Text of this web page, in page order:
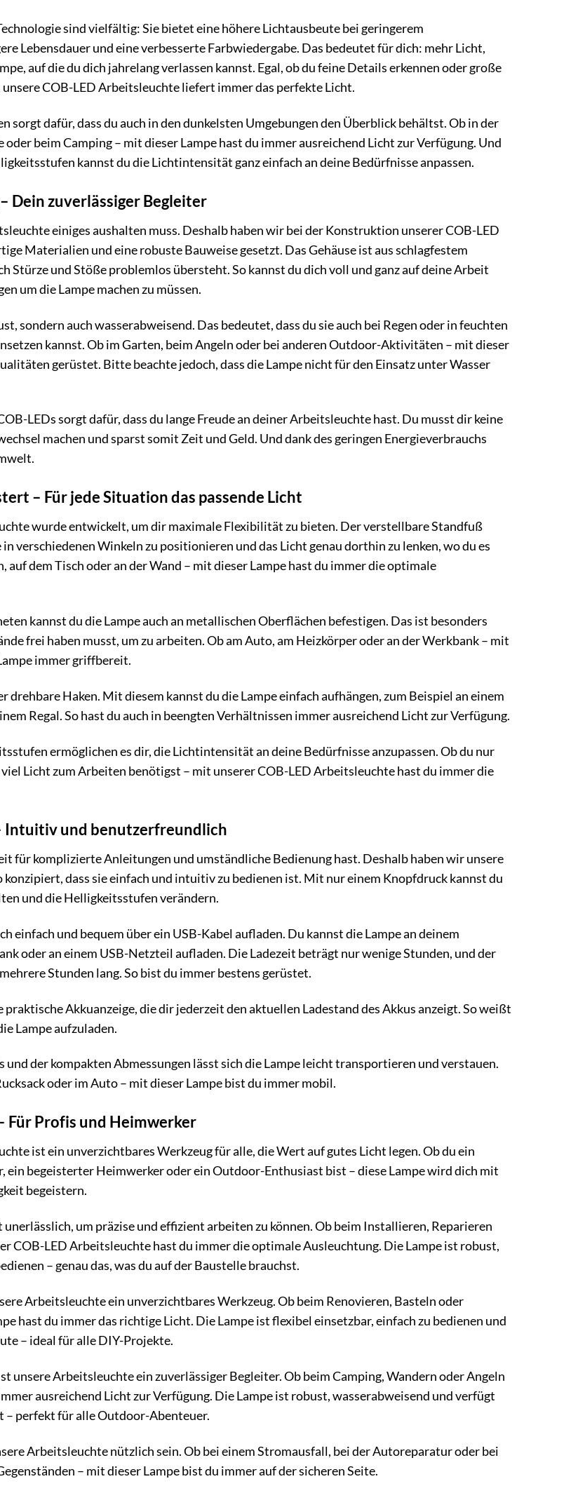
sind vielfältig: Sie bietet eine höhere Lichtausbeute bei geringerem
Lebensdauer und eine verbesserte Farbwiedergabe. Das bedeutet für dich: mehr Licht,
auf die du dich jahrelang verlassen kannst. Egal, ob du feine Details erkennen oder große
COB-LED Arbeitsleuchte liefert immer das perfekte Licht.
sorgt dafür, dass du auch in den dunkelsten Umgebungen den Überblick behältst. Ob in der
beim Camping – mit dieser Lampe hast du immer ausreichend Licht zur Verfügung. Und
kannst du die Lichtintensität ganz einfach an deine Bedürfnisse anpassen.
Dein zuverlässiger Begleiter
einiges aushalten muss. Deshalb haben wir bei der Konstruktion unserer COB-LED
Materialien und eine robuste Bauweise gesetzt. Das Gehäuse ist aus schlagfestem
Stürze und Stöße problemlos übersteht. So kannst du dich voll und ganz auf deine Arbeit
um die Lampe machen zu müssen.
sondern auch wasserabweisend. Das bedeutet, dass du sie auch bei Regen oder in feuchten
kannst. Ob im Garten, beim Angeln oder bei anderen Outdoor-Aktivitäten – mit dieser
gerüstet. Bitte beachte jedoch, dass die Lampe nicht für den Einsatz unter Wasser
LEDs sorgt dafür, dass du lange Freude an deiner Arbeitsleuchte hast. Du musst dir keine
machen und sparst somit Zeit und Geld. Und dank des geringen Energieverbrauchs
– Für jede Situation das passende Licht
wurde entwickelt, um dir maximale Flexibilität zu bieten. Der verstellbare Standfuß
verschiedenen Winkeln zu positionieren und das Licht genau dorthin zu lenken, wo du es
auf dem Tisch oder an der Wand – mit dieser Lampe hast du immer die optimale
kannst du die Lampe auch an metallischen Oberflächen befestigen. Das ist besonders
frei haben musst, um zu arbeiten. Ob am Auto, am Heizkörper oder an der Werkbank – mit
immer griffbereit.
drehbare Haken. Mit diesem kannst du die Lampe einfach aufhängen, zum Beispiel an einem
Regal. So hast du auch in beengten Verhältnissen immer ausreichend Licht zur Verfügung.
ermöglichen es dir, die Lichtintensität an deine Bedürfnisse anzupassen. Ob du nur
Licht zum Arbeiten benötigst – mit unserer COB-LED Arbeitsleuchte hast du immer die
Intuitiv und benutzerfreundlich
für komplizierte Anleitungen und umständliche Bedienung hast. Deshalb haben wir unsere
dass sie einfach und intuitiv zu bedienen ist. Mit nur einem Knopfdruck kannst du
und die Helligkeitsstufen verändern.
einfach und bequem über ein USB-Kabel aufladen. Du kannst die Lampe an deinem
oder an einem USB-Netzteil aufladen. Die Ladezeit beträgt nur wenige Stunden, und der
Stunden lang. So bist du immer bestens gerüstet.
praktische Akkuanzeige, die dir jederzeit den aktuellen Ladestand des Akkus anzeigt. So weißt
Lampe aufzuladen.
und der kompakten Abmessungen lässt sich die Lampe leicht transportieren und verstauen.
oder im Auto – mit dieser Lampe bist du immer mobil.
Für Profis und Heimwerker
ist ein unverzichtbares Werkzeug für alle, die Wert auf gutes Licht legen. Ob du ein
ein begeisterter Heimwerker oder ein Outdoor-Enthusiast bist – diese Lampe wird dich mit
begeistern.
um präzise und effizient arbeiten zu können. Ob beim Installieren, Reparieren
COB-LED Arbeitsleuchte hast du immer die optimale Ausleuchtung. Die Lampe ist robust,
– genau das, was du auf der Baustelle brauchst.
Arbeitsleuchte ein unverzichtbares Werkzeug. Ob beim Renovieren, Basteln oder
hast du immer das richtige Licht. Die Lampe ist flexibel einsetzbar, einfach zu bedienen und
– ideal für alle DIY-Projekte.
unsere Arbeitsleuchte ein zuverlässiger Begleiter. Ob beim Camping, Wandern oder Angeln
ausreichend Licht zur Verfügung. Die Lampe ist robust, wasserabweisend und verfügt
– perfekt für alle Outdoor-Abenteuer.
Arbeitsleuchte nützlich sein. Ob bei einem Stromausfall, bei der Autoreparatur oder bei
– mit dieser Lampe bist du immer auf der sicheren Seite.